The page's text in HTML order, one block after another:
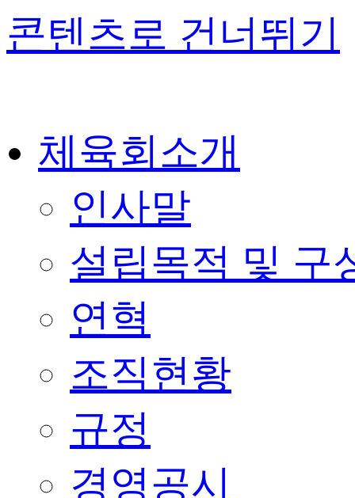
콘텐츠로 건너뛰기
체육회소개
인사말
설립목적 및 구
연혁
조직현황
규정
경영공시